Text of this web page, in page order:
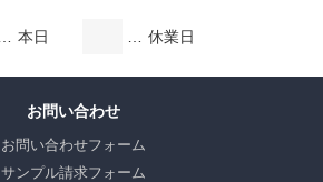
本日 休業日
お問い合わせ
お問い合わせフォーム
サンプル請求フォーム